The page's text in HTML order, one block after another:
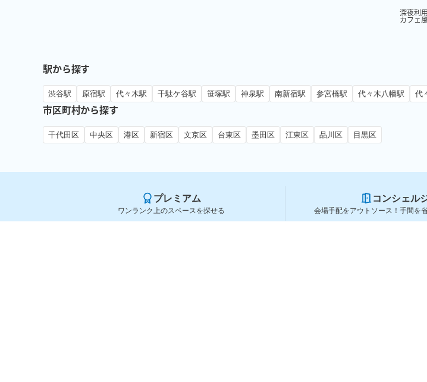
深夜利
カフェ
駅から探す
渋谷駅 原宿駅 代々木駅 千駄ケ谷駅 笹塚駅 神泉駅 南新宿駅 参宮橋駅 代々木八幡駅 代
市区町村から探す
千代田区 中央区 港区 新宿区 文京区 台東区 墨田区 江東区 品川区 目黒区
プレミアム
ワンランク上のスペースを探せる
コンシェル
会場手配をアウトソース！手間を